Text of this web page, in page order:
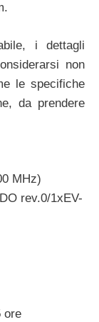
i dettagli
non
le specifiche
da prendere
MHz)
rev.0/1xEV-
ore